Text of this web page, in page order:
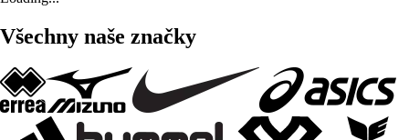
Všechny naše značky